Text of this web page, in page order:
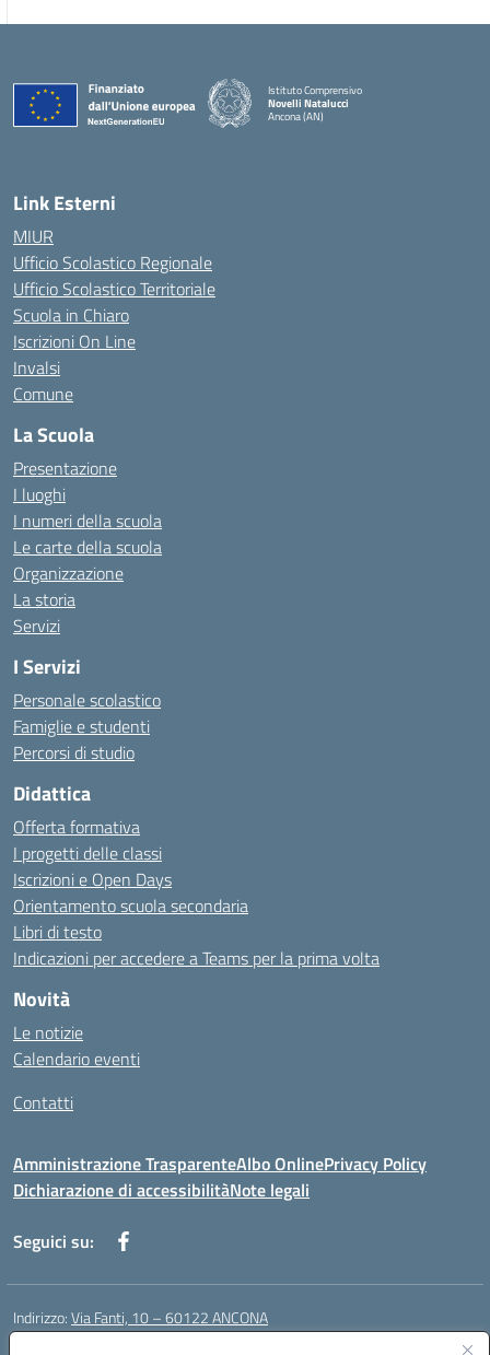
Istituto Comprensivo
Novelli Natalucci
Ancona (AN)
Link Esterni
MIUR
Ufficio Scolastico Regionale
Ufficio Scolastico Territoriale
Scuola in Chiaro
Iscrizioni On Line
Invalsi
Comune
La Scuola
Presentazione
I luoghi
I numeri della scuola
Le carte della scuola
Organizzazione
La storia
Servizi
I Servizi
Personale scolastico
Famiglie e studenti
Percorsi di studio
Didattica
Offerta formativa
I progetti delle classi
Iscrizioni e Open Days
Orientamento scuola secondaria
Libri di testo
Indicazioni per accedere a Teams per la prima volta
Novità
Le notizie
Calendario eventi
Contatti
Amministrazione TrasparenteAlbo OnlinePrivacy Policy
Dichiarazione di accessibilitàNote legali
Seguici su:
Indirizzo:Via Fanti, 10 – 60122 ANCONA
Centralino: